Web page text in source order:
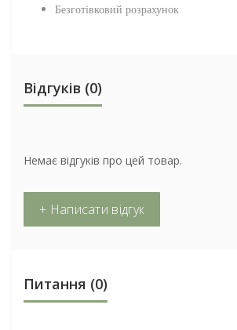
Безготівковий розрахунок
Відгуків (0)
Немає відгуків про цей товар.
+ Написати відгук
Питання (0)